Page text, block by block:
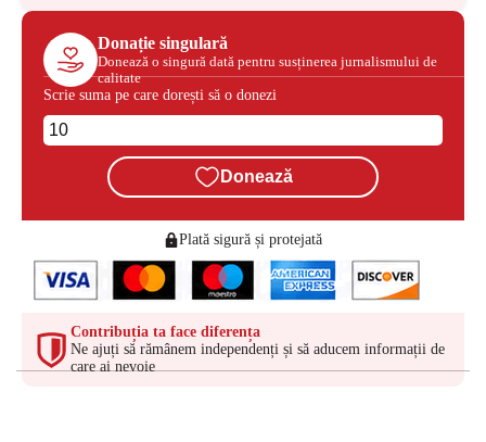
Donație singulară
Donează o singură dată pentru susținerea jurnalismului de
calitate
Scrie suma pe care dorești să o donezi
Donează
Plată sigură și protejată
Contribuția ta face diferența
Ne ajuți să rămânem independenți și să aducem informații de
care ai nevoie